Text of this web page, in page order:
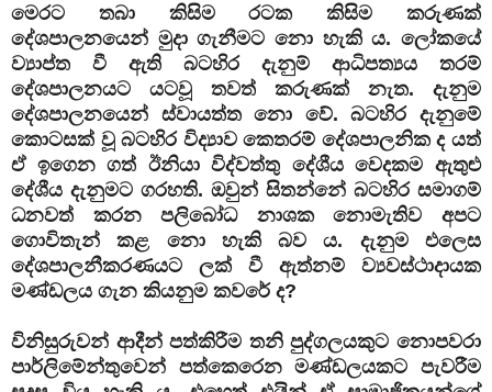
මෙරට තබා කිසිම රටක කිසිම කරුණක්
දේශපාලනයෙන් මුදා ගැනීමට නො හැකි ය. ලෝකයේ
ව්‍යාප්ත වී ඇති බටහිර දැනුම් ආධිපත්‍යය තරම්
දේශපාලනයට යටවූ තවත් කරුණක් නැත. දැනුම
දේශපාලනයෙන් ස්වායත්ත නො වේ. බටහිර දැනුමේ
කොටසක් වූ බටහිර විද්‍යාව කෙතරම් දේශපාලනික ද යත්
ඒ ඉගෙන ගත් ඊනියා විද්වත්තු දේශීය වෙදකම ඇතුළු
දේශීය දැනුමට ගරහති. ඔවුන් සිතන්නේ බටහිර සමාගම්
ධනවත් කරන පලිබෝධ නාශක නොමැතිව අපට
ගොවිතැන් කළ නො හැකි බව ය. දැනුම එලෙස
දේශපාලනීකරණයට ලක් වී ඇත්නම් ව්‍යවස්ථාදායක
මණ්ඩලය ගැන කියනුම කවරේ ද?
විනිසුරුවන් ආදීන් පත්කිරීම තනි පුද්ගලයකුට නොපවරා
පාර්ලිමේන්තුවෙන් පත්කෙරෙන මණ්ඩලයකට පැවරීම